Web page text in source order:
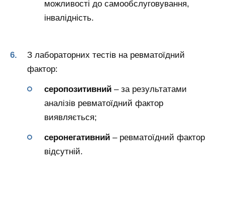
можливості до самообслуговування,
інвалідність.
З лабораторних тестів на ревматоїдний
фактор:
серопозитивний – за результатами
аналізів ревматоїдний фактор
виявляється;
серонегативний – ревматоїдний фактор
відсутній.